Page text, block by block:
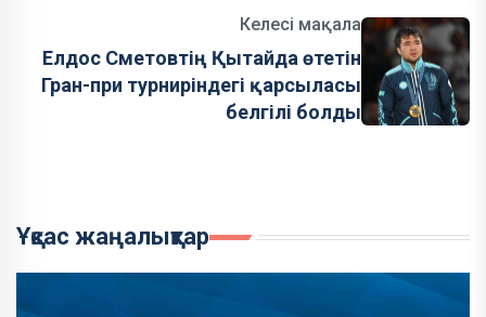
Келесі мақала
Елдос Сметовтің Қытайда өтетін
Гран-при турниріндегі қарсыласы
белгілі болды
Ұқсас жаңалықтар